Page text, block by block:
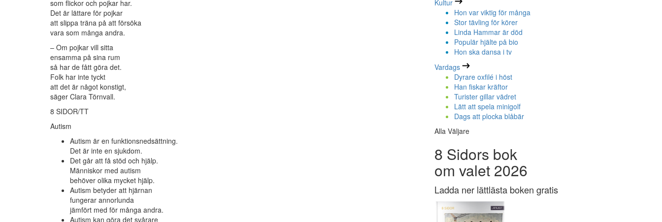
som flickor och pojkar har.
Det är lättare för pojkar
att slippa träna på att försöka
vara som många andra.
– Om pojkar vill sitta
ensamma på sina rum
så har de fått göra det.
Folk har inte tyckt
att det är något konstigt,
säger Clara Törnvall.
8 SIDOR/TT
Autism
Autism är en funktionsnedsättning.
Det är inte en sjukdom.
Det går att få stöd och hjälp.
Människor med autism
behöver olika mycket hjälp.
Autism betyder att hjärnan
fungerar annorlunda
jämfört med för många andra.
Autism kan göra det svårare
Kultur
Hon var viktig för många
Stor tävling för körer
Linda Hammar är död
Populär hjälte på bio
Hon ska dansa i tv
Vardags
Dyrare oxfilé i höst
Han fiskar kräftor
Turister gillar vädret
Lätt att spela minigolf
Dags att plocka blåbär
Alla Väljare
8 Sidors bok
om valet 2026
Ladda ner lättlästa boken gratis